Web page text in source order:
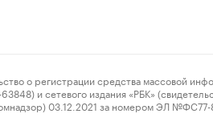
о регистрации средства массовой
и сетевого издания «РБК»
03.12.2021 за номером ЭЛ